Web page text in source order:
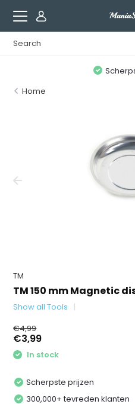
Home
TM
TM 150 mm Magnetic
Show all Tools
€4,99
€3,99
In stock
Scherpste prijzen
300,000+ tevreden klanten